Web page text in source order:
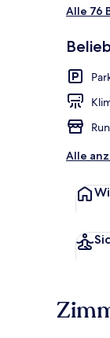
Alle 76
Alle